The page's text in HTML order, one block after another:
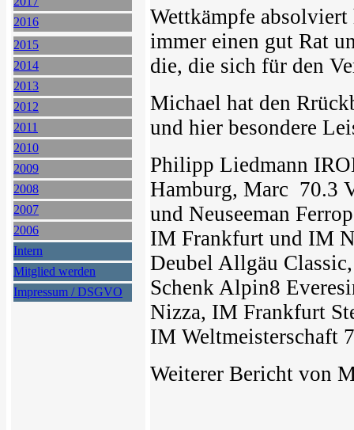
2016
2015
2014
2013
2012
2011
2010
2009
2008
2007
2006
Intern
Mitglied werden
Impressum / DSGVO
Wettkämpfe
immer einen gut Rat
die, die sich für den
Michael hat den
und hier besondere
Philipp Liedmann
Hamburg, Marc 70.3
und Neuseeman
IM Frankfurt und IM
Deubel Allgäu
Schenk Alpin8
Nizza, IM Frankfurt
IM Weltmeisterschaft
Weiterer Bericht von